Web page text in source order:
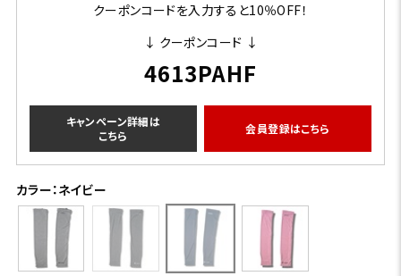
クーポンコードを入力すると10％OFF！
↓ クーポンコード ↓
4613PAHF
キャンペーン詳細は
こちら
会員登録はこちら
カラー：ネイビー